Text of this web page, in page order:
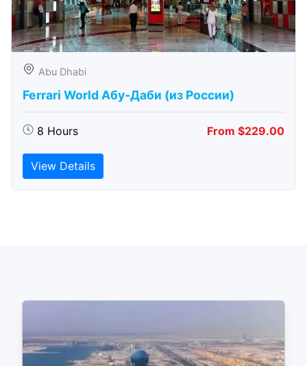
Abu Dhabi
Ferrari World Абу-Даби (из России)
8 Hours From $229.00
View Details